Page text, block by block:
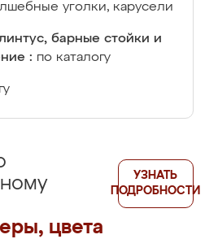
уголки, карусели
барные стойки и
: по каталогу
цвета
УЗНАТЬ
ПОДРОБНОСТИ